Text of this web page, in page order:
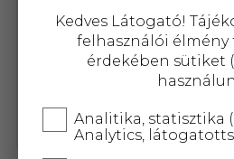
810,-
Ecoizm szemeteszsák 60l 20
Kedves Látogató!
felhasználói élmény
érdekében sütiket
Analitika, statisztika
Analytics,